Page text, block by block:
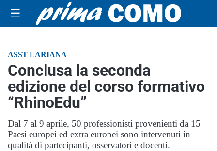
☰
ASST LARIANA
Conclusa la seconda
edizione del corso formativo
“RhinoEdu”
Dal 7 al 9 aprile, 50 professionisti provenienti da 15
Paesi europei ed extra europei sono intervenuti in
qualità di partecipanti, osservatori e docenti.